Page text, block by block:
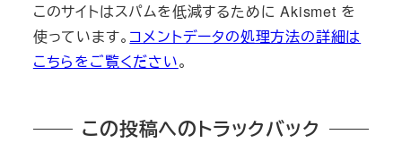
このサイトはスパムを低減するために Akismet を
使っています。 コメントデータの処理方法の詳細は
こちらをご覧ください。
この投稿へのトラックバック